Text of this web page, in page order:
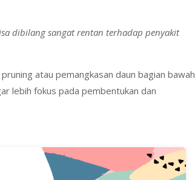
dibilang sangat rentan terhadap penyakit
atau pemangkasan daun bagian bawah
lebih fokus pada pembentukan dan